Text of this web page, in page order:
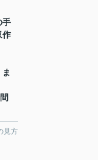
手
作
見方